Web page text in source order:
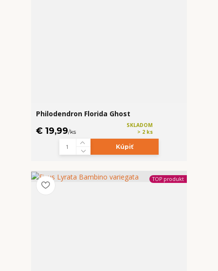
Philodendron Florida Ghost
€ 19,99/ks
SKLADOM
> 2 ks
Kúpiť
TOP produkt